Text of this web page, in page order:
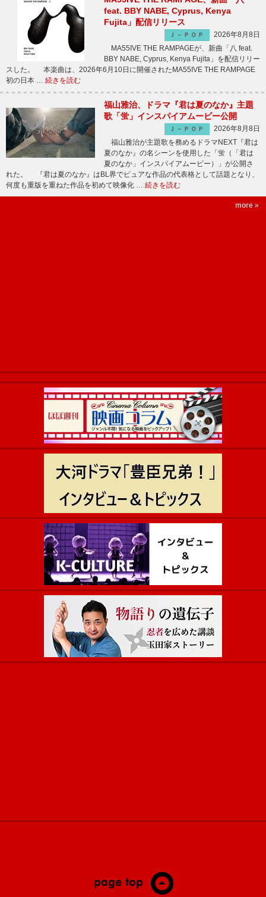
feat. BBY NABE, Cyprus, Kenya
Fujita」配信リリース
Ｊ－ＰＯＰ
2026年8月8日
MA55IVE THE RAMPAGEが、新曲「八 feat.
BBY NABE, Cyprus, Kenya Fujita」を配信リリー
スした。 本楽曲は、2026年6月10日に開催されたMA55IVE THE RAMPAGE
初の日本 … 続きを読む
福山雅治、ドラマ『君は夏のなか』主題
歌「蛍」インスパイアムービー公開
Ｊ－ＰＯＰ
2026年8月8日
福山雅治が主題歌を務めるドラマNEXT『君は
夏のなか』の名シーンを使用した「蛍（「君は
夏のなか」インスパイアムービー）」が公開さ
れた。 『君は夏のなか』はBL界でピュアな作品の代表格として話題となり、
何度も重版を重ねた作品を初めて映像化 … 続きを読む
more »